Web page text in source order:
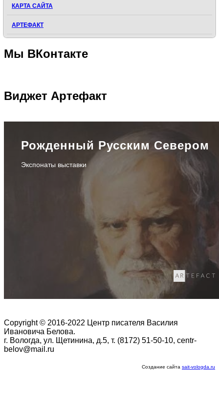
КАРТА САЙТА
АРТЕФАКТ
Мы ВКонтакте
Виджет Артефакт
Рожденный Русским Севером
Экспонаты выставки
Copyright © 2016-2022 Центр писателя Василия
Ивановича Белова.
г. Вологда, ул. Щетинина, д.5, т. (8172) 51-50-10, centr-
belov@mail.ru
Создание сайта sait-vologda.ru